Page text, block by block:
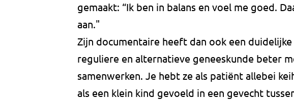
gemaakt: “Ik ben in balans en voel me goed.
aan."
Zijn documentaire heeft dan ook een
reguliere en alternatieve geneeskunde beter
samenwerken. Je hebt ze als patiënt allebei
als een klein kind gevoeld in een gevecht